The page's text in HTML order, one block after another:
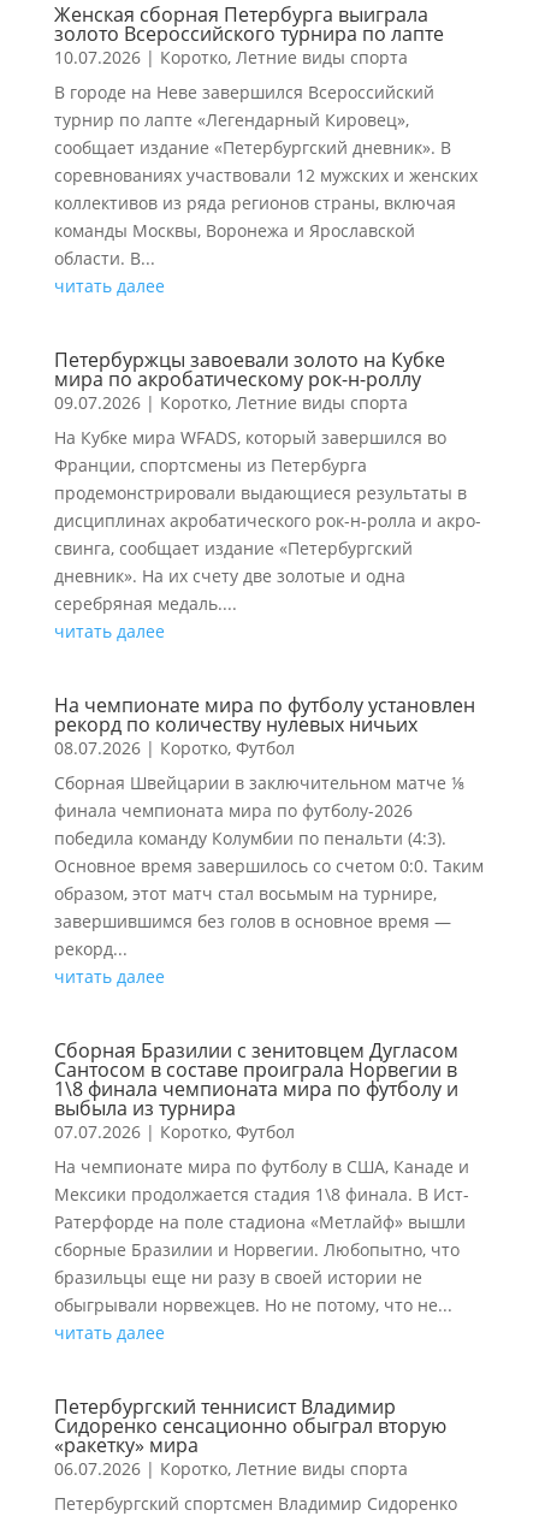
Женская сборная Петербурга выиграла
золото Всероссийского турнира по лапте
10.07.2026| Коротко, Летние виды спорта
В городе на Неве завершился Всероссийский
турнир по лапте «Легендарный Кировец»,
сообщает издание «Петербургский дневник». В
соревнованиях участвовали 12 мужских и женских
коллективов из ряда регионов страны, включая
команды Москвы, Воронежа и Ярославской
области. В...
читать далее
Петербуржцы завоевали золото на Кубке
мира по акробатическому рок-н-роллу
09.07.2026| Коротко, Летние виды спорта
На Кубке мира WFADS, который завершился во
Франции, спортсмены из Петербурга
продемонстрировали выдающиеся результаты в
дисциплинах акробатического рок-н-ролла и акро-
свинга, сообщает издание «Петербургский
дневник». На их счету две золотые и одна
серебряная медаль....
читать далее
На чемпионате мира по футболу установлен
рекорд по количеству нулевых ничьих
08.07.2026| Коротко, Футбол
Сборная Швейцарии в заключительном матче ⅛
финала чемпионата мира по футболу-2026
победила команду Колумбии по пенальти (4:3).
Основное время завершилось со счетом 0:0. Таким
образом, этот матч стал восьмым на турнире,
завершившимся без голов в основное время —
рекорд...
читать далее
Сборная Бразилии с зенитовцем Дугласом
Сантосом в составе проиграла Норвегии в
1\8 финала чемпионата мира по футболу и
выбыла из турнира
07.07.2026| Коротко, Футбол
На чемпионате мира по футболу в США, Канаде и
Мексики продолжается стадия 1\8 финала. В Ист-
Ратерфорде на поле стадиона «Метлайф» вышли
сборные Бразилии и Норвегии. Любопытно, что
бразильцы еще ни разу в своей истории не
обыгрывали норвежцев. Но не потому, что не...
читать далее
Петербургский теннисист Владимир
Сидоренко сенсационно обыграл вторую
«ракетку» мира
06.07.2026| Коротко, Летние виды спорта
Петербургский спортсмен Владимир Сидоренко